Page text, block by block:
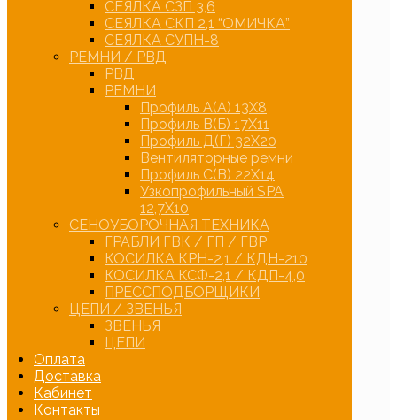
СЕЯЛКА СЗП 3,6
СЕЯЛКА СКП 2,1 “ОМИЧКА”
СЕЯЛКА СУПН-8
РЕМНИ / РВД
РВД
РЕМНИ
Профиль А(А) 13Х8
Профиль В(Б) 17Х11
Профиль Д(Г) 32Х20
Вентиляторные ремни
Профиль С(В) 22Х14
Узкопрофильный SPA
12,7Х10
СЕНОУБОРОЧНАЯ ТЕХНИКА
ГРАБЛИ ГВК / ГП / ГВР
КОСИЛКА КРН-2,1 / КДН-210
КОСИЛКА КСФ-2,1 / КДП-4,0
ПРЕССПОДБОРЩИКИ
ЦЕПИ / ЗВЕНЬЯ
ЗВЕНЬЯ
ЦЕПИ
Оплата
Доставка
Кабинет
Контакты